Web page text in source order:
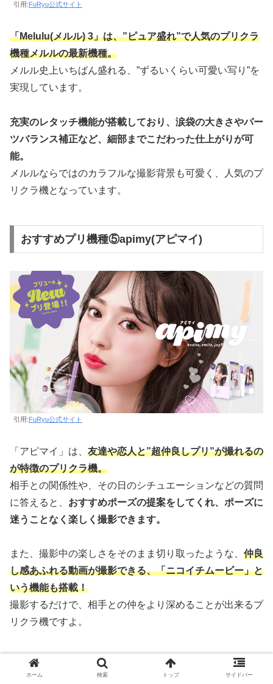
引用: FuRyu公式サイト
「Melulu(メルル) 3」は、”ピュア盛れ”で人気のプリクラ
機種メルルの最新機種。
メルル史上いちばん盛れる、”ずるいくらい可愛い写り”を
実現しています。
充実のレタッチ機能が搭載しており、涙袋の大きさやパー
ツバランス補正など、細部までこだわった仕上がりが可
能。
メルルならではのカラフルな撮影背景も可愛く、人気のプ
リクラ機となっています。
おすすめプリ機種⑤apimy(アピマイ)
引用:FuRyu公式サイト
「アピマイ」は、 友達や恋人と”超仲良しプリ”が撮れるの
が特徴のプリクラ機。
相手との関係性や、その日のシチュエーションなどの質問
に答えると、 おすすめポーズの提案をしてくれ、ポーズに
迷うことなく楽しく撮影できます。
また、撮影中の楽しさをそのまま切り取ったような、 仲良
し感あふれる動画が撮影できる、「ニコイチムービー」と
いう機能も搭載！
撮影するだけで、相手との仲をより深めることが出来るプ
リクラ機ですよ。
コスプレ撮影も楽しめる！町田のプリクラ
ホーム 検索 トップ サイドバー